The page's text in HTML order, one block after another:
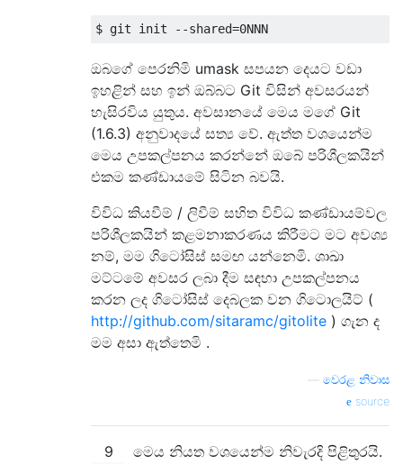
ඔබගේ පෙරනිමි umask සපයන දෙයට වඩා
ඉහළින් සහ ඉන් ඔබ්බට Git විසින් අවසරයන්
හැසිරවිය යුතුය. අවසානයේ මෙය මගේ Git
(1.6.3) අනුවාදයේ සත්‍ය වේ. ඇත්ත වශයෙන්ම
මෙය උපකල්පනය කරන්නේ ඔබේ පරිශීලකයින්
එකම කණ්ඩායමේ සිටින බවයි.
විවිධ කියවීම් / ලිවීම් සහිත විවිධ කණ්ඩායම්වල
පරිශීලකයින් කළමනාකරණය කිරීමට මට අවශ්‍ය
නම්, මම ගිටෝසිස් සමඟ යන්නෙමි. ශාඛා
මට්ටමේ අවසර ලබා දීම සඳහා උපකල්පනය
කරන ලද ගිටෝසිස් දෙබලක වන ගිටොලයිට් (
http://github.com/sitaramc/gitolite ) ගැන ද
මම අසා ඇත්තෙමි .
වෙරළ නිවාස
source
9 මෙය නියත වශයෙන්ම නිවැරදි පිළිතුරයි.